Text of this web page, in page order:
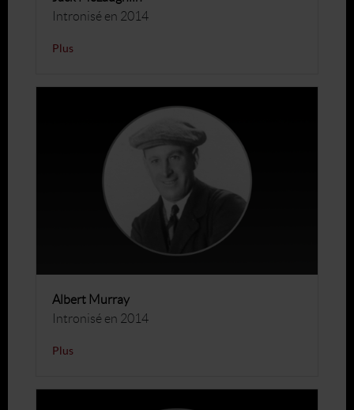
Intronisé en 2014
Plus
Albert Murray
Intronisé en 2014
Plus